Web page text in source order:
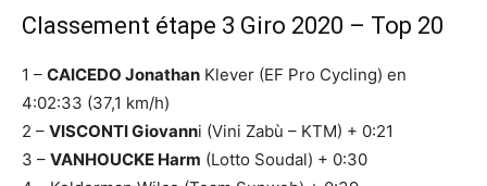
Classement étape 3 Giro 2020 – Top 20
1 – CAICEDO Jonathan Klever (EF Pro Cycling) en
4:02:33 (37,1 km/h)
2 – VISCONTI Giovanni (Vini Zabù – KTM) + 0:21
3 – VANHOUCKE Harm (Lotto Soudal) + 0:30